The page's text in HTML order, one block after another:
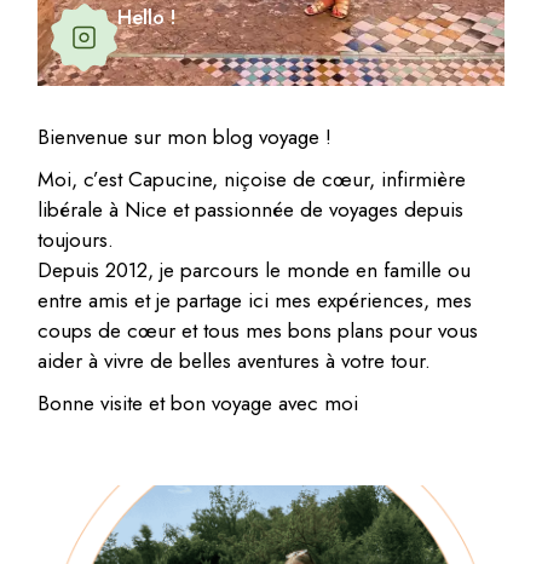
Hello !
Bienvenue sur mon blog voyage !
Moi, c’est Capucine, niçoise de cœur, infirmière
libérale à Nice et passionnée de voyages depuis
toujours.
Depuis 2012, je parcours le monde en famille ou
entre amis et je partage ici mes expériences, mes
coups de cœur et tous mes bons plans pour vous
aider à vivre de belles aventures à votre tour.
Bonne visite et bon voyage avec moi